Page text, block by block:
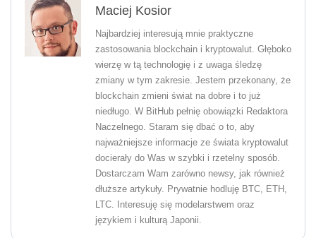
Maciej Kosior
Najbardziej interesują mnie praktyczne
zastosowania blockchain i kryptowalut. Głęboko
wierzę w tą technologię i z uwaga śledzę
zmiany w tym zakresie. Jestem przekonany, że
blockchain zmieni świat na dobre i to już
niedługo. W BitHub pełnię obowiązki Redaktora
Naczelnego. Staram się dbać o to, aby
najważniejsze informacje ze świata kryptowalut
docierały do Was w szybki i rzetelny sposób.
Dostarczam Wam zarówno newsy, jak również
dłuższe artykuły. Prywatnie hodluję BTC, ETH,
LTC. Interesuję się modelarstwem oraz
językiem i kulturą Japonii.